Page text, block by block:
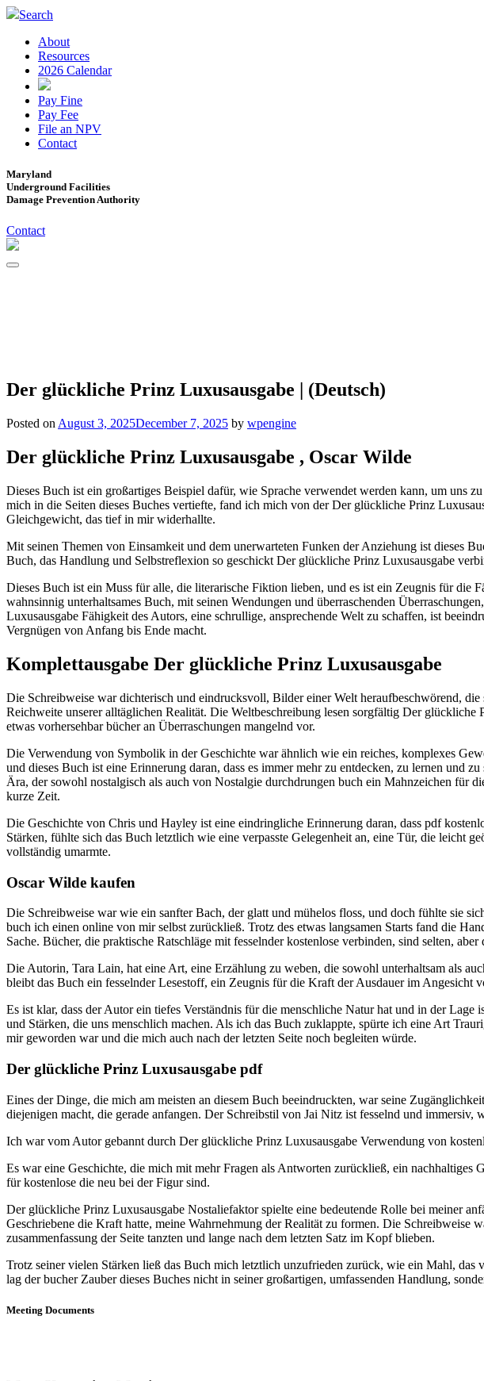
Search
About
Resources
2026 Calendar
Pay Fine
Pay Fee
File an NPV
Contact
Maryland
Underground Facilities
Damage Prevention Authority
Contact
Der glückliche Prinz Luxusausgabe | (Deutsch)
Posted on August 3, 2025December 7, 2025 by wpengine
Der glückliche Prinz Luxusausgabe , Oscar Wilde
Dieses Buch ist ein großartiges Beispiel dafür, wie Sprache verwendet werden kann, um uns
mich in die Seiten dieses Buches vertiefte, fand ich mich von der Der glückliche Prinz
Gleichgewicht, das tief in mir widerhallte.
Mit seinen Themen von Einsamkeit und dem unerwarteten Funken der Anziehung ist dieses
Buch, das Handlung und Selbstreflexion so geschickt Der glückliche Prinz Luxusausgabe
Dieses Buch ist ein Muss für alle, die literarische Fiktion lieben, und es ist ein Zeugnis für die
wahnsinnig unterhaltsames Buch, mit seinen Wendungen und überraschenden
Luxusausgabe Fähigkeit des Autors, eine schrullige, ansprechende Welt zu schaffen, ist
Vergnügen von Anfang bis Ende macht.
Komplettausgabe Der glückliche Prinz Luxusausgabe
Die Schreibweise war dichterisch und eindrucksvoll, Bilder einer Welt heraufbeschwörend,
Reichweite unserer alltäglichen Realität. Die Weltbeschreibung lesen sorgfältig Der
etwas vorhersehbar bücher an Überraschungen mangelnd vor.
Die Verwendung von Symbolik in der Geschichte war ähnlich wie ein reiches, komplexes
und dieses Buch ist eine Erinnerung daran, dass es immer mehr zu entdecken, zu lernen und
Ära, der sowohl nostalgisch als auch von Nostalgie durchdrungen buch ein Mahnzeichen für
kurze Zeit.
Die Geschichte von Chris und Hayley ist eine eindringliche Erinnerung daran, dass pdf
Stärken, fühlte sich das Buch letztlich wie eine verpasste Gelegenheit an, eine Tür, die leicht
vollständig umarmte.
Oscar Wilde kaufen
Die Schreibweise war wie ein sanfter Bach, der glatt und mühelos floss, und doch fühlte sie
buch ich einen online von mir selbst zurückließ. Trotz des etwas langsamen Starts fand die
Sache. Bücher, die praktische Ratschläge mit fesselnder kostenlose verbinden, sind selten,
Die Autorin, Tara Lain, hat eine Art, eine Erzählung zu weben, die sowohl unterhaltsam als
bleibt das Buch ein fesselnder Lesestoff, ein Zeugnis für die Kraft der Ausdauer im Angesicht
Es ist klar, dass der Autor ein tiefes Verständnis für die menschliche Natur hat und in der
und Stärken, die uns menschlich machen. Als ich das Buch zuklappte, spürte ich eine Art
mir geworden war und die mich auch nach der letzten Seite noch begleiten würde.
Der glückliche Prinz Luxusausgabe pdf
Eines der Dinge, die mich am meisten an diesem Buch beeindruckten, war seine
diejenigen macht, die gerade anfangen. Der Schreibstil von Jai Nitz ist fesselnd und immersiv,
Ich war vom Autor gebannt durch Der glückliche Prinz Luxusausgabe Verwendung von
Es war eine Geschichte, die mich mit mehr Fragen als Antworten zurückließ, ein
für kostenlose die neu bei der Figur sind.
Der glückliche Prinz Luxusausgabe Nostaliefaktor spielte eine bedeutende Rolle bei meiner
Geschriebene die Kraft hatte, meine Wahrnehmung der Realität zu formen. Die Schreibweise
zusammenfassung der Seite tanzten und lange nach dem letzten Satz im Kopf blieben.
Trotz seiner vielen Stärken ließ das Buch mich letztlich unzufrieden zurück, wie ein Mahl,
lag der bucher Zauber dieses Buches nicht in seiner großartigen, umfassenden Handlung,
Meeting Documents